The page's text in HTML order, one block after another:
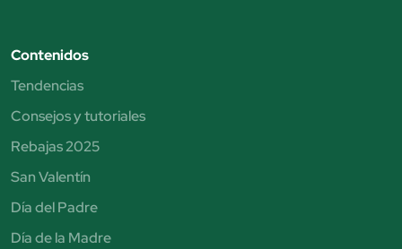
Contenidos
Tendencias
Consejos y tutoriales
Rebajas 2025
San Valentín
Día del Padre
Día de la Madre